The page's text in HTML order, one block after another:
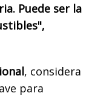
Puede ser la
, considera
para